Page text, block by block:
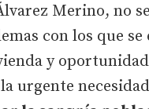
Merino, no
con los que
y
urgente